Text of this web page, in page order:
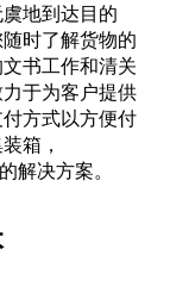
地到达目的
时了解货物的
书工作和清关
于为客户提供
方式以方便付
箱，
决方案。